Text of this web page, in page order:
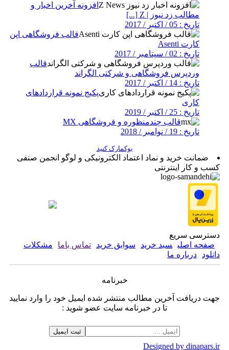
افزونه آخرین اخبار و
مطالب زد نیوز | Z [...]
تاریخ : 05 / اکتبر / 2017
قالب فروشگاهی اپن
کارت Asenti
تاریخ : 02 / سپتامبر / 2017
قالب
وردپرس فروشگاهی و شرکتی الگراند
تاریخ : 14 / اکتبر / 2017
پکیج نمونه قراردادهای
کاری
تاریخ : 25 / اکتبر / 2019
قالب چندمنظوره و فروشگاهی MX
تاریخ : 19 / نوامبر / 2018
بوکمارک کنید
ضمانت خرید و نماد اعتماد الکترونیکی و لوگو انجمن صنفی
کسب و کار اینترنتی
دسترسی سریع
صفحه اصلی سبد خرید سوابق خرید تماس باما
مشکلات
دانلود
درباره ما
خبرنامه
جهت دریافت آخرین مطالب منتشر شده ایمیل خود را وارد نمایید
تا در خبرنامه سایت عضو شوید :
Designed by dinapars.ir